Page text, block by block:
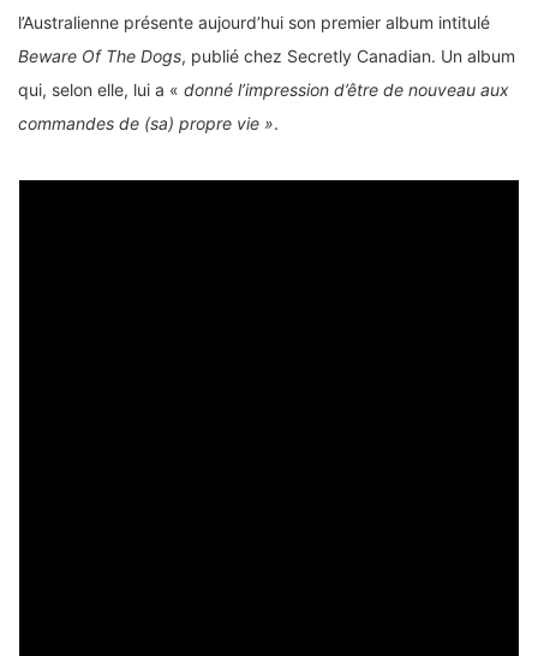
l’Australienne présente aujourd’hui son premier album intitulé
Beware Of The Dogs, publié chez Secretly Canadian. Un album
qui, selon elle, lui a « donné l’impression d’être de nouveau aux
commandes de (sa) propre vie ».